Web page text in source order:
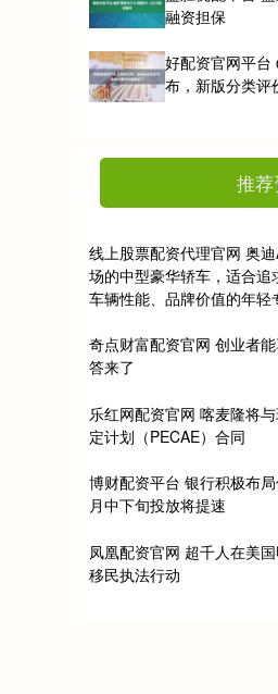
融资担保
好配资官网平台
布，新版分类评
推
线上股票配资代理官网 奥
场的中型豪华轿车，适合
车辆性能、品牌价值的年轻
奇点财富配资官网 创业者
答来了
乐红网配资官网 喀麦隆将
定计划（PECAE）合同
博财配资平台 银行积极布
月中下旬投放将提速
凤凰配资官网 超千人在美
移民执法行动